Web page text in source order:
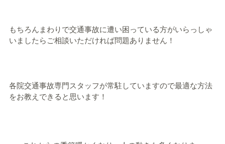
もちろんまわりで交通事故に遭い困っている方がいらっしゃ
いましたらご相談いただければ問題ありません！
各院交通事故専門スタッフが常駐していますので最適な方法
をお教えできると思います！